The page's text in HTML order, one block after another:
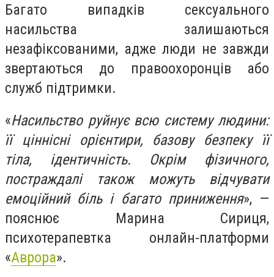
Багато випадків сексуального
насильства залишаються
незафіксованими, адже люди не завжди
звертаються до правоохоронців або
служб підтримки.
«Насильство руйнує всю систему людини:
її ціннісні орієнтири, базову безпеку її
тіла, ідентичність. Окрім фізичного,
постраждалі також можуть відчувати
емоційний біль і багато приниження», —
пояснює Марина Сириця,
психотерапевтка онлайн-платформи
«Аврора».